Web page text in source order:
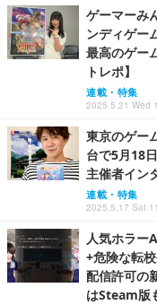
ゲーマーみ
ンディゲー
最高のゲー
トレポ】
連載・特集
2025.5.21 Wed
東京のゲー
台で5月18
主催者イン
連載・特集
2025.5.17 Sat
人気ホラー
+危険な転
配信許可の
はSteam版